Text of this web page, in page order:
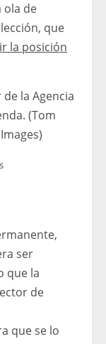
ola de
que
la posición
la Agencia
(Tom
ser
que la
de
que se lo